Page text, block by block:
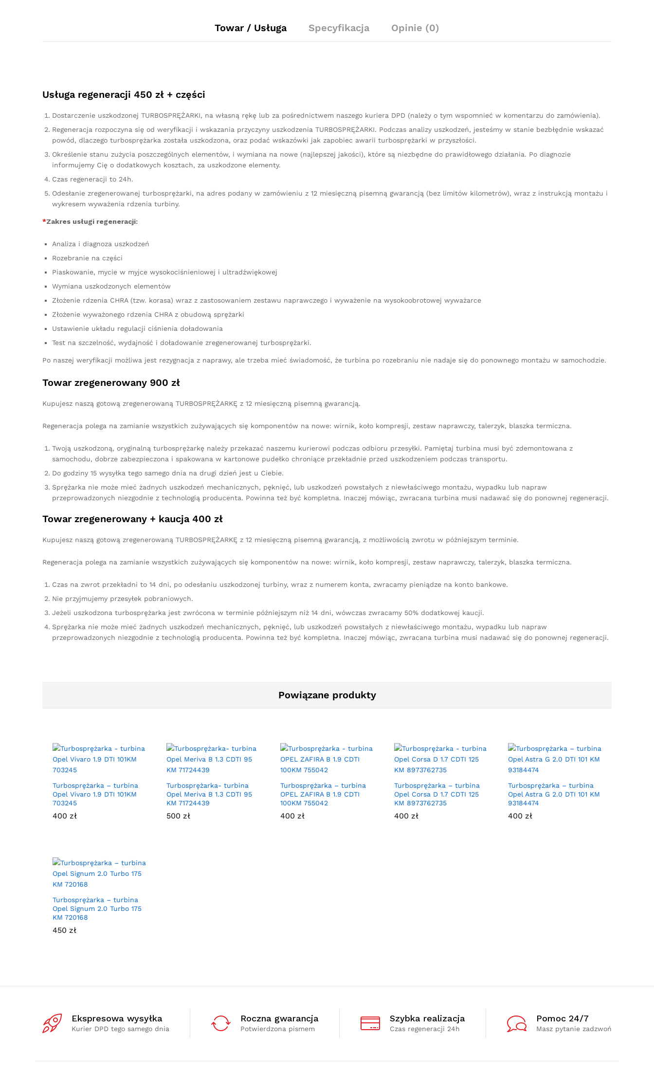
quantity
Towar / Usługa Specyfikacja Opinie (0)
Usługa regeneracji 450 zł + części
Dostarczenie uszkodzonej TURBOSPRĘŻARKI, na własną rękę lub za pośrednictwem naszego kuriera DPD (należy o tym wspomnieć w komentarzu do zamówienia).
Regeneracja rozpoczyna się od weryfikacji i wskazania przyczyny uszkodzenia TURBOSPRĘŻARKI. Podczas analizy uszkodzeń, jesteśmy w stanie bezbłędnie wskazać
powód, dlaczego turbosprężarka została uszkodzona, oraz podać wskazówki jak zapobiec awarii turbosprężarki w przyszłości.
Określenie stanu zużycia poszczególnych elementów, i wymiana na nowe (najlepszej jakości), które są niezbędne do prawidłowego działania. Po diagnozie
informujemy Cię o dodatkowych kosztach, za uszkodzone elementy.
Czas regeneracji to 24h.
Odesłanie zregenerowanej turbosprężarki, na adres podany w zamówieniu z 12 miesięczną pisemną gwarancją (bez limitów kilometrów), wraz z instrukcją montażu i
wykresem wyważenia rdzenia turbiny.
*Zakres usługi regeneracji:
Analiza i diagnoza uszkodzeń
Rozebranie na części
Piaskowanie, mycie w myjce wysokociśnieniowej i ultradźwiękowej
Wymiana uszkodzonych elementów
Złożenie rdzenia CHRA (tzw. korasa) wraz z zastosowaniem zestawu naprawczego i wyważenie na wysokoobrotowej wyważarce
Złożenie wyważonego rdzenia CHRA z obudową sprężarki
Ustawienie układu regulacji ciśnienia doładowania
Test na szczelność, wydajność i doładowanie zregenerowanej turbosprężarki.
Po naszej weryfikacji możliwa jest rezygnacja z naprawy, ale trzeba mieć świadomość, że turbina po rozebraniu nie nadaje się do ponownego montażu w samochodzie.
Towar zregenerowany 900 zł
Kupujesz naszą gotową zregenerowaną TURBOSPRĘŻARKĘ z 12 miesięczną pisemną gwarancją.
Regeneracja polega na zamianie wszystkich zużywających się komponentów na nowe: wirnik, koło kompresji, zestaw naprawczy, talerzyk, blaszka termiczna.
Twoją uszkodzoną, oryginalną turbosprężarkę należy przekazać naszemu kurierowi podczas odbioru przesyłki. Pamiętaj turbina musi być zdemontowana z
samochodu, dobrze zabezpieczona i spakowana w kartonowe pudełko chroniące przekładnie przed uszkodzeniem podczas transportu.
Do godziny 15 wysyłka tego samego dnia na drugi dzień jest u Ciebie.
Sprężarka nie może mieć żadnych uszkodzeń mechanicznych, pęknięć, lub uszkodzeń powstałych z niewłaściwego montażu, wypadku lub napraw
przeprowadzonych niezgodnie z technologią producenta. Powinna też być kompletna. Inaczej mówiąc, zwracana turbina musi nadawać się do ponownej regeneracji.
Towar zregenerowany + kaucja 400 zł
Kupujesz naszą gotową zregenerowaną TURBOSPRĘŻARKĘ z 12 miesięczną pisemną gwarancją, z możliwością zwrotu w późniejszym terminie.
Regeneracja polega na zamianie wszystkich zużywających się komponentów na nowe: wirnik, koło kompresji, zestaw naprawczy, talerzyk, blaszka termiczna.
Czas na zwrot przekładni to 14 dni, po odesłaniu uszkodzonej turbiny, wraz z numerem konta, zwracamy pieniądze na konto bankowe.
Nie przyjmujemy przesyłek pobraniowych.
Jeżeli uszkodzona turbosprężarka jest zwrócona w terminie późniejszym niż 14 dni, wówczas zwracamy 50% dodatkowej kaucji.
Sprężarka nie może mieć żadnych uszkodzeń mechanicznych, pęknięć, lub uszkodzeń powstałych z niewłaściwego montażu, wypadku lub napraw
przeprowadzonych niezgodnie z technologią producenta. Powinna też być kompletna. Inaczej mówiąc, zwracana turbina musi nadawać się do ponownej regeneracji.
Powiązane produkty
Turbosprężarka – turbina
Opel Vivaro 1.9 DTI 101KM
703245
400 zł
Turbosprężarka- turbina
Opel Meriva B 1.3 CDTI 95
KM 71724439
500 zł
Turbosprężarka – turbina
OPEL ZAFIRA B 1.9 CDTI
100KM 755042
400 zł
Turbosprężarka – turbina
Opel Corsa D 1.7 CDTI 125
KM 8973762735
400 zł
Turbosprężarka – turbina
Opel Astra G 2.0 DTI 101 KM
93184474
400 zł
Turbosprężarka – turbina
Opel Signum 2.0 Turbo 175
KM 720168
450 zł
Ekspresowa wysyłka
Kurier DPD tego samego dnia
Roczna gwarancja
Potwierdzona pismem
Szybka realizacja
Czas regeneracji 24h
Pomoc 24/7
Masz pytanie zadzwoń